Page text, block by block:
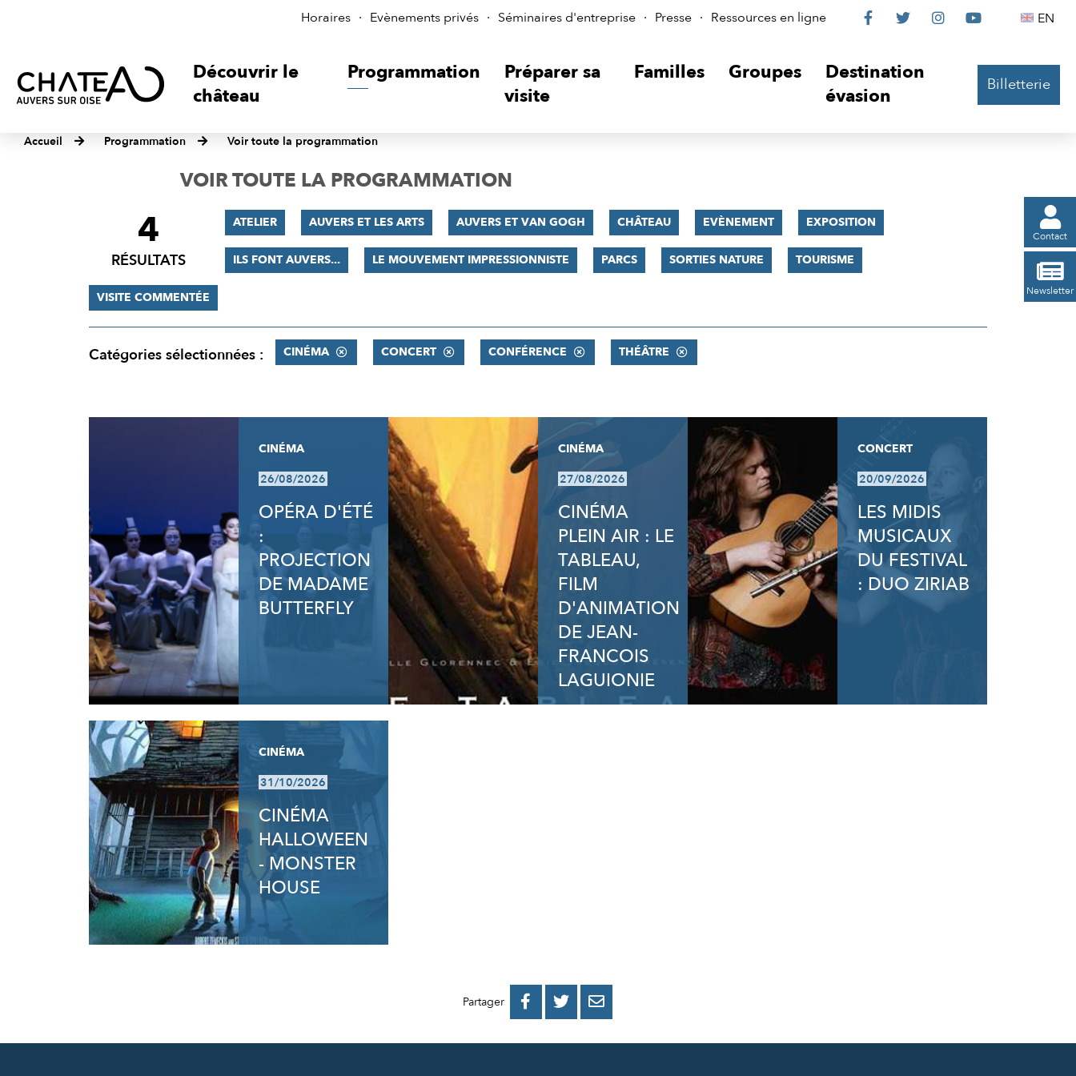
Horaires Evènements privés Séminaires d'entreprise Presse Ressources en ligne
Le
sur

Le

Le

Le
 EN
Découvrir le
château
Programmation
Préparer sa
visite
Familles Groupes
Destination
évasion
Billetterie
Accueil Programmation Voir toute la programmation

Contact

Newsletter
VOIR TOUTE LA PROGRAMMATION
FILTRER
RÉSULTATS
4
RÉSULTATS
ATELIER AUVERS ET LES ARTS AUVERS ET VAN GOGH CHÂTEAU EVÈNEMENT EXPOSITION
ILS FONT AUVERS... LE MOUVEMENT IMPRESSIONNISTE PARCS SORTIES NATURE TOURISME
VISITE COMMENTÉE
Catégories sélectionnées : CINÉMA CONCERT CONFÉRENCE THÉÂTRE
CINÉMA
26/08/2026
OPÉRA D'ÉTÉ
:
PROJECTION
DE MADAME
BUTTERFLY
CINÉMA
27/08/2026
CINÉMA
PLEIN AIR : LE
TABLEAU,
FILM
D'ANIMATION
DE JEAN-
FRANCOIS
LAGUIONIE
CONCERT
20/09/2026
LES MIDIS
MUSICAUX
DU FESTIVAL
: DUO ZIRIAB
CINÉMA
31/10/2026
CINÉMA
HALLOWEEN
- MONSTER
HOUSE
Partager 
PARTAGER
PARTAGER
PARTAGER